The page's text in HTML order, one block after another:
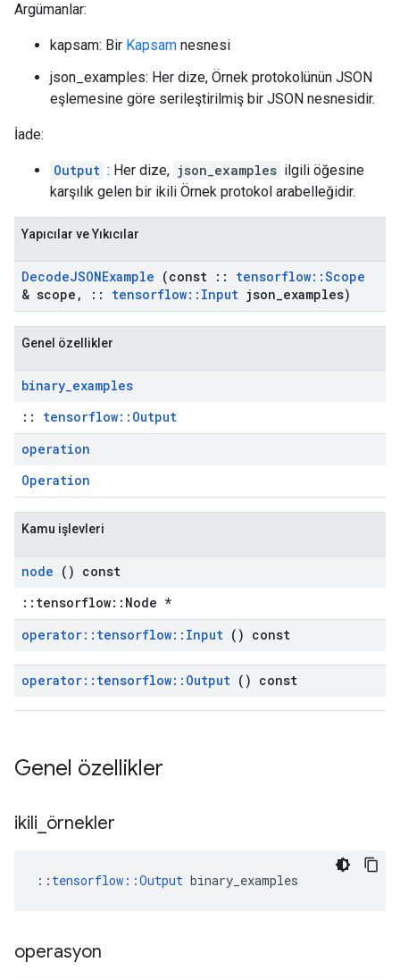
Argümanlar:
kapsam: Bir Kapsam nesnesi
json_examples: Her dize, Örnek protokolünün JSON
eşlemesine göre serileştirilmiş bir JSON nesnesidir.
İade:
Output : Her dize, json_examples ilgili öğesine
karşılık gelen bir ikili Örnek protokol arabelleğidir.
Yapıcılar ve Yıkıcılar
DecodeJSONExample (const :: tensorflow::Scope
& scope , :: tensorflow:: Input json examples)
Genel özellikler
binary_examples
:: tensorflow::Output
operation
Operation
Kamu işlevleri
node () const
::tensorflow::Node *
operator:: tensorflow:: Input () const
operator:: tensorflow:: Output () const
Genel özellikler
ikili örnekler
:: tensorflow::Output binary_examples
operasyon